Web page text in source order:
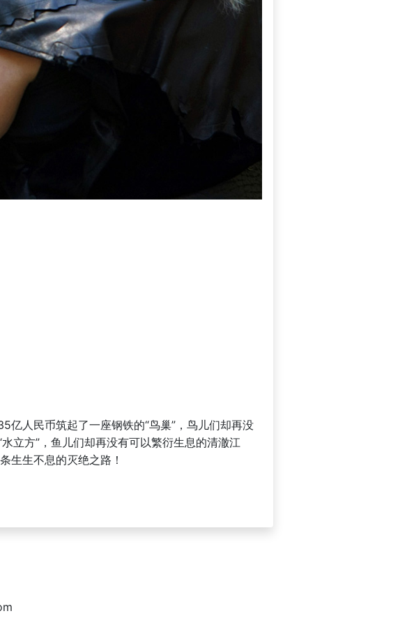
人民币筑起了一座钢铁的“鸟巢”，鸟儿们却再没
立方”，鱼儿们却再没有可以繁衍生息的清澈江
生生不息的灭绝之路！